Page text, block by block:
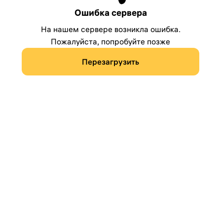
Ошибка сервера
На нашем сервере возникла ошибка.
Пожалуйста, попробуйте позже
Перезагрузить